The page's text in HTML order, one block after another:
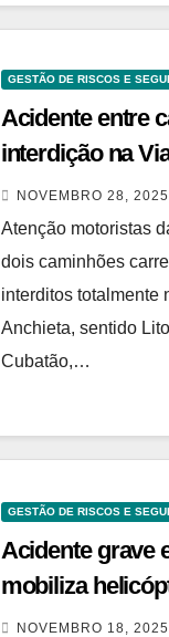
GESTÃO DE RISCOS E
Acidente entre
interdição na
NOVEMBRO 28, 2025
Atenção motoristas
dois caminhões
interditos totalmente
Anchieta, sentido
Cubatão,…
GESTÃO DE RISCOS E
Acidente grave
mobiliza
Grande ABC
NOVEMBRO 18, 2025